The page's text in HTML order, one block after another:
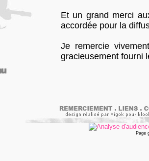
Et un grand merci
accordée pour la
Je remercie
gracieusement fourni
Page